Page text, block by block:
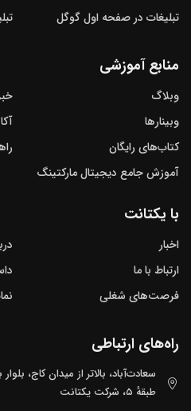
تبلیغات در صفحه اول گوگل
منابع آموزشی
وبلاگ
وبینارها
کتاب‌های رایگان
آموزش جامع دیجیتال مارکتینگ
با یکتانت
اخبار
ارتباط با ما
فرصت‌های شغلی
راه‌های ارتباطی
طبقهٔ ۵، شرکت یکتانت